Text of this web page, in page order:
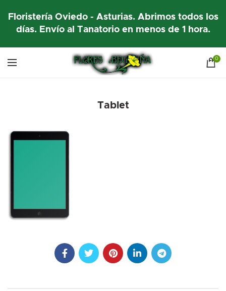
Floristería Oviedo - Asturias. Abrimos todos los
días. Envío al Tanatorio en menos de 1 hora.
0
Tablet